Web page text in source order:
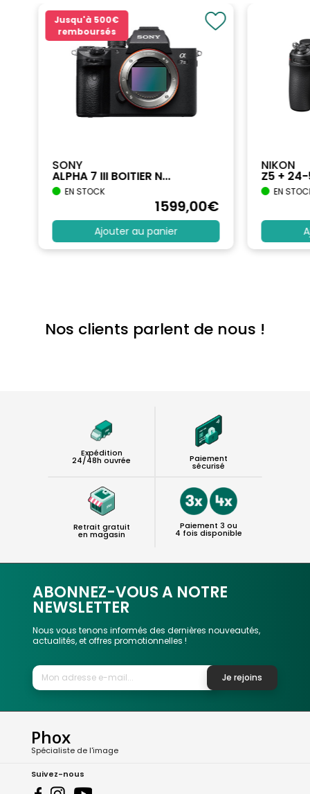
Jusqu'à 500€
remboursés
SONY
ALPHA 7 III BOITIER N...
EN STOCK
1599,00€
Ajouter au panier
NIKON
Z5 +
EN
Nos clients parlent de nous !
Expédition
24/48h ouvrée Paiement
sécurisé
Retrait gratuit
en magasin
Paiement 3 ou
4 fois disponible
ABONNEZ-VOUS A NOTRE
NEWSLETTER
Nous vous tenons informés des dernières nouveautés,
actualités, et offres promotionnelles !
Je rejoins
Phox
Spécialiste de l'image
Suivez-nous